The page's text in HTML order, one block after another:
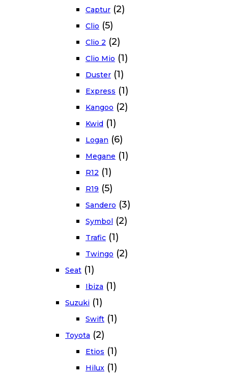
Captur (2)
Clio (5)
Clio 2 (2)
Clio Mio (1)
Duster (1)
Express (1)
Kangoo (2)
Kwid (1)
Logan (6)
Megane (1)
R12 (1)
R19 (5)
Sandero (3)
Symbol (2)
Trafic (1)
Twingo (2)
Seat (1)
Ibiza (1)
Suzuki (1)
Swift (1)
Toyota (2)
Etios (1)
Hilux (1)